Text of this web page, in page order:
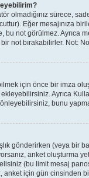
olmadığınız sürece,
Eğer mesajınıza
bu not görülmez.
not bırakabilirler. Not:
için önce bir imza
ekleyebilirsiniz. Ayrıca
bunu
gönderirken (veya bir
anket oluşturma
(bu limit mesaj
için gün cinsinden bir